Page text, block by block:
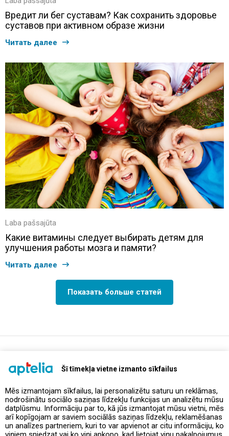
Šī tīmekļa vietne izmanto sīkfailus
Mēs izmantojam sīkfailus, lai personalizētu saturu un reklāmas,
nodrošinātu sociālo saziņas līdzekļu funkcijas un analizētu mūsu
datplūsmu. Informāciju par to, kā jūs izmantojat mūsu vietni, mēs
arī kopīgojam ar saviem sociālās saziņas līdzekļu, reklamēšanas
un analīzes partneriem, kuri to var apvienot ar citu informāciju, ko
Вредит ли бег суставам? Как сохранить здоровье
суставов при активном образе жизни
Читать далее
Laba pašsajūta
Какие витамины следует выбирать детям для
улучшения работы мозга и памяти?
Читать далее
Показать больше статей
Предложения и акции
Контакты